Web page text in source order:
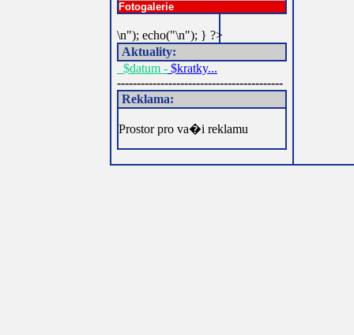
Fotogalerie
\n"); echo("\n"); } ?>
Aktuality:
$datum - $kratky...
------------------------------------------
Reklama:
Prostor pro va�i reklamu